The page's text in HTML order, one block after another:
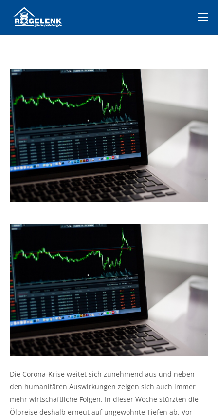
Die Corona-Krise weitet sich zunehmend aus und neben
den humanitären Auswirkungen zeigen sich auch immer
mehr wirtschaftliche Folgen. In dieser Woche stürzten die
Ölpreise deshalb erneut auf ungewohnte Tiefen ab. Vor